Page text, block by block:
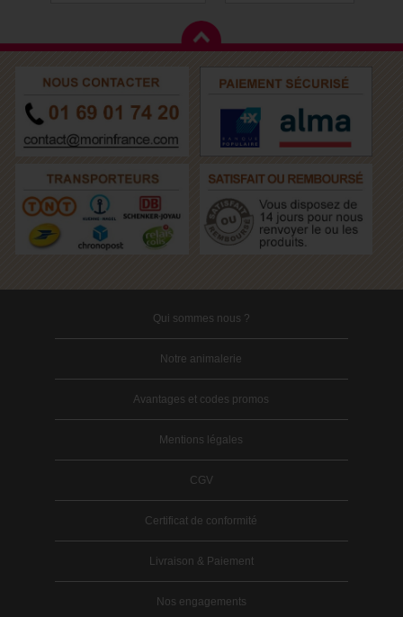
Qui sommes nous ?
Notre animalerie
Avantages et codes promos
Mentions légales
CGV
Certificat de conformité
Livraison & Paiement
Nos engagements